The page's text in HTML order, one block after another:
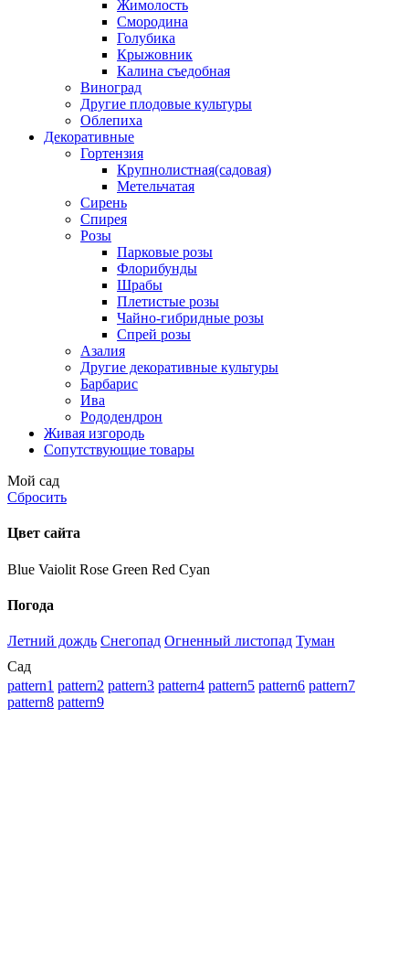
Жимолость
Смородина
Голубика
Крыжовник
Калина съедобная
Виноград
Другие плодовые культуры
Облепиха
Декоративные
Гортензия
Крупнолистная(садовая)
Метельчатая
Сирень
Спирея
Розы
Парковые розы
Флорибунды
Шрабы
Плетистые розы
Чайно-гибридные розы
Спрей розы
Азалия
Другие декоративные культуры
Барбарис
Ива
Рододендрон
Живая изгородь
Сопутствующие товары
Мой сад
Сбросить
Цвет сайта
Blue Vaiolit Rose Green Red Cyan
Погода
Летний дождь Снегопад Огненный листопад Туман
Сад
pattern1 pattern2 pattern3 pattern4 pattern5 pattern6 pattern7
pattern8 pattern9